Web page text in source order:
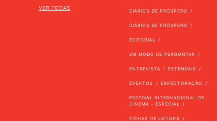
VER TODAS
DIÁRIOS DE PRÓSPERO
DIÁRIOS DE PRÓSPERO
EDITORIAL
EM MODO DE PERGUNTAR
ENTREVISTA ESTENDAIS
EVENTOS EXPECTORAÇÃO
FESTIVAL INTERNACIONAL DE
CINEMA - ESPECIAL
FICHAS DE LEITURA